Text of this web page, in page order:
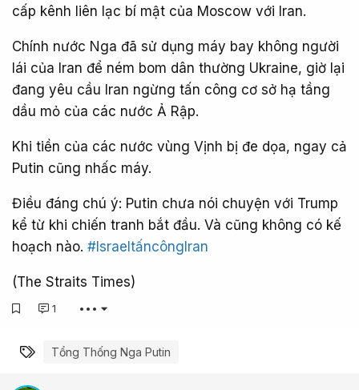
cấp kênh liên lạc bí mật của Moscow với Iran.
Chính nước Nga đã sử dụng máy bay không người
lái của Iran để ném bom dân thường Ukraine, giờ lại
đang yêu cầu Iran ngừng tấn công cơ sở hạ tầng
dầu mỏ của các nước Ả Rập.
Khi tiền của các nước vùng Vịnh bị đe dọa, ngay cả
Putin cũng nhấc máy.
Điều đáng chú ý: Putin chưa nói chuyện với Trump
kể từ khi chiến tranh bắt đầu. Và cũng không có kế
hoạch nào. #IsraeltấncôngIran
(The Straits Times)
1 •••
Từ khóa
Tổng Thống Nga Putin